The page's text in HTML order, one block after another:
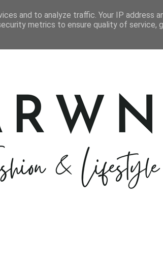
KOSMETYKI GOTOWANIE PODRÓŻE
and to analyze traffic. Your IP address
metrics to ensure quality of service,